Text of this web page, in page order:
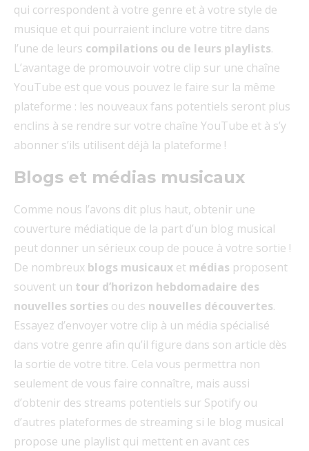
qui correspondent à votre genre et à votre style de
musique et qui pourraient inclure votre titre dans
l’une de leurs compilations ou de leurs playlists.
L’avantage de promouvoir votre clip sur une chaîne
YouTube est que vous pouvez le faire sur la même
plateforme : les nouveaux fans potentiels seront plus
enclins à se rendre sur votre chaîne YouTube et à s’y
abonner s’ils utilisent déjà la plateforme !
Blogs et médias musicaux
Comme nous l’avons dit plus haut, obtenir une
couverture médiatique de la part d’un blog musical
peut donner un sérieux coup de pouce à votre sortie !
De nombreux blogs musicaux et médias proposent
souvent un tour d’horizon hebdomadaire des
nouvelles sorties ou des nouvelles découvertes.
Essayez d’envoyer votre clip à un média spécialisé
dans votre genre afin qu’il figure dans son article dès
la sortie de votre titre. Cela vous permettra non
seulement de vous faire connaître, mais aussi
d’obtenir des streams potentiels sur Spotify ou
d’autres plateformes de streaming si le blog musical
propose une playlist qui mettent en avant ces